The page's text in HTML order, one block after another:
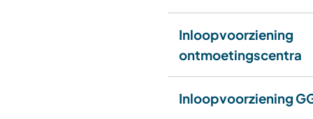
Inloopvoorziening
ontmoetingscentra
Inloopvoorziening